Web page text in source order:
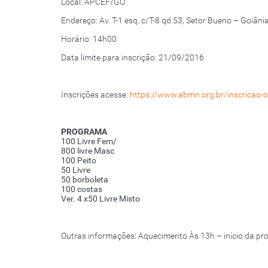
Local: APCEF/GO
Endereço: Av. T-1 esq. c/T-8 qd.53, Setor Bueno –
Horário: 14h00
Data limite para inscrição: 21/09/2016
Inscrições acesse: https://www.abmn.org.br/inscricao-
PROGRAMA
100 Livre Fem/
800 livre Masc
100 Peito
50 Livre
50 borboleta
100 costas
Ver. 4 x50 Livre Misto
Outras informações: Aquecimento Às 13h – início da